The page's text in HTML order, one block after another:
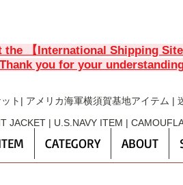
【International Shipping
you for your
ト| アメリカ海軍横須賀基地アイテム |
JACKET | U.S.NAVY ITEM |
CATEGORY ABOUT